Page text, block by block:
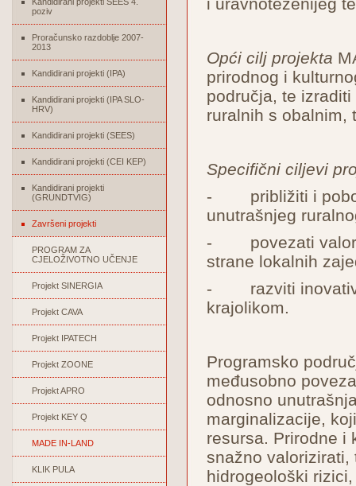
poziv
Proračunsko razdoblje 2007-
2013
Kandidirani projekti (IPA)
Kandidirani projekti (IPA SLO-
HRV)
Kandidirani projekti (SEES)
Kandidirani projekti (CEI KEP)
Kandidirani projekti
(GRUNDTVIG)
Završeni projekti
PROGRAM ZA
CJELOŽIVOTNO UČENJE
Projekt SINERGIA
Projekt CAVA
Projekt IPATECH
Projekt ZOONE
Projekt APRO
Projekt KEY Q
MADE IN-LAND
KLIK PULA
Opći cilj projekta
prirodnog i
područja, te
ruralnih s obalnim,
Specifični ciljevi
- približiti i
unutrašnjeg
- povezati
strane lokalnih
- razviti
krajolikom.
Programsko
međusobno
odnosno
marginalizacije,
resursa. Prirodne i
snažno valorizirati,
hidrogeološki